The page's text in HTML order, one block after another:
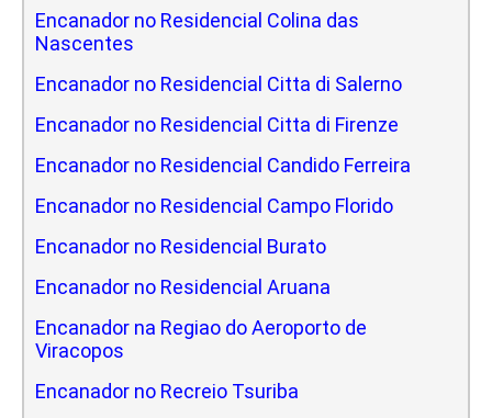
Encanador no Residencial Colina das
Nascentes
Encanador no Residencial Citta di Salerno
Encanador no Residencial Citta di Firenze
Encanador no Residencial Candido Ferreira
Encanador no Residencial Campo Florido
Encanador no Residencial Burato
Encanador no Residencial Aruana
Encanador na Regiao do Aeroporto de
Viracopos
Encanador no Recreio Tsuriba